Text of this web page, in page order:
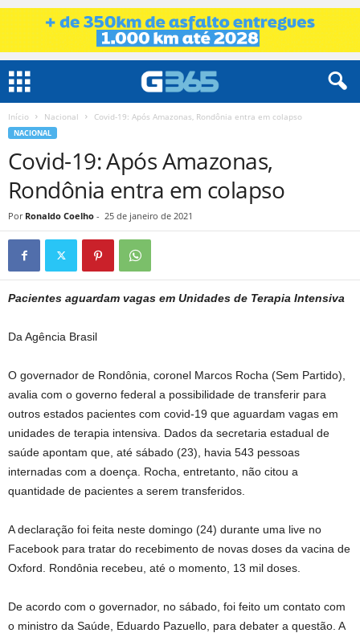
Início Nacional Covid-19: Após Amazonas, Rondônia entra em colapso
NACIONAL
Covid-19: Após Amazonas,
Rondônia entra em colapso
Por Ronaldo Coelho - 25 de janeiro de 2021
Pacientes aguardam vagas em Unidades de Terapia Intensiva
Da Agência Brasil
O governador de Rondônia, coronel Marcos Rocha (Sem Partido),
avalia com o governo federal a possibilidade de transferir para
outros estados pacientes com covid-19 que aguardam vagas em
unidades de terapia intensiva. Dados da secretaria estadual de
saúde apontam que, até sábado (23), havia 543 pessoas
internadas com a doença. Rocha, entretanto, não citou a
quantidade de pacientes a serem transferidos.
A declaração foi feita neste domingo (24) durante uma live no
Facebook para tratar do recebimento de novas doses da vacina de
Oxford. Rondônia recebeu, até o momento, 13 mil doses.
De acordo com o governador, no sábado, foi feito um contato com
o ministro da Saúde, Eduardo Pazuello, para debater a questão. A